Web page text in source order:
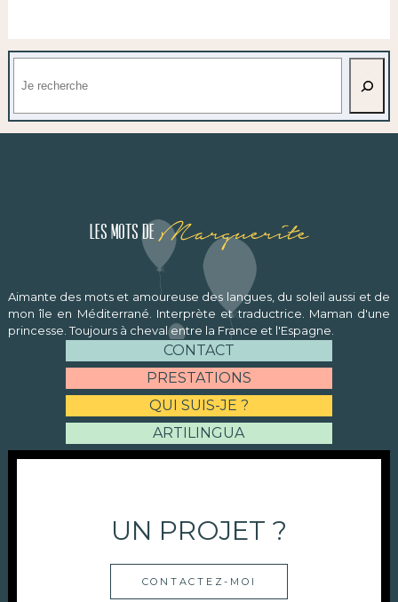
Les mots de Marguerite
Aimante des mots et amoureuse des langues, du soleil aussi et de
mon île en Méditerrané. Interprète et traductrice. Maman d'une
princesse. Toujours à cheval entre la France et l'Espagne.
CONTACT
PRESTATIONS
QUI SUIS-JE ?
ARTILINGUA
UN PROJET ?
CONTACTEZ-MOI